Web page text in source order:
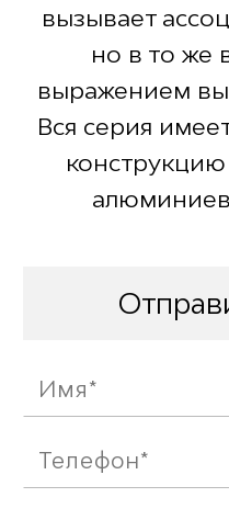
вызывает
но в то же
выражением
Вся серия